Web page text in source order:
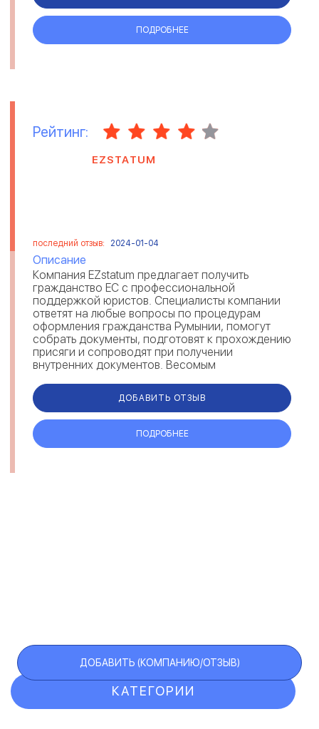
ПОДРОБНЕЕ
Рейтинг:
EZSTATUM
последний отзыв: 2024-01-04
Описание
Компания EZstatum предлагает получить
гражданство ЕС с профессиональной
поддержкой юристов. Специалисты компании
ответят на любые вопросы по процедурам
оформления гражданства Румынии, помогут
собрать документы, подготовят к прохождению
присяги и сопроводят при получении
внутренних документов. Весомым
максимально короткие сроки. Каждый...
ДОБАВИТЬ ОТЗЫВ
ПОДРОБНЕЕ
КАТЕГОРИИ
ДОБАВИТЬ (КОМПАНИЮ/ОТЗЫВ)